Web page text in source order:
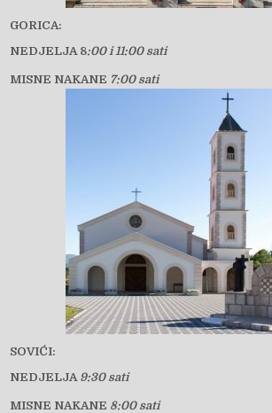
GORICA:
NEDJELJA 8:00 i 11:00 sati
MISNE NAKANE 7:00 sati
SOVIĆI:
NEDJELJA 9:30 sati
MISNE NAKANE 8:00 sati